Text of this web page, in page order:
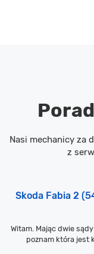
Nasi mechanicy za
z
Skoda Fabia 2
Witam. Mając dwie
poznam która jest